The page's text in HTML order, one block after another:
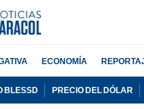
ECONOMÍA
BLESSD PRECIO DEL DÓLAR